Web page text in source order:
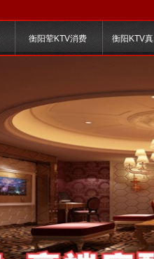
衡阳荤KTV消费 衡阳KTV